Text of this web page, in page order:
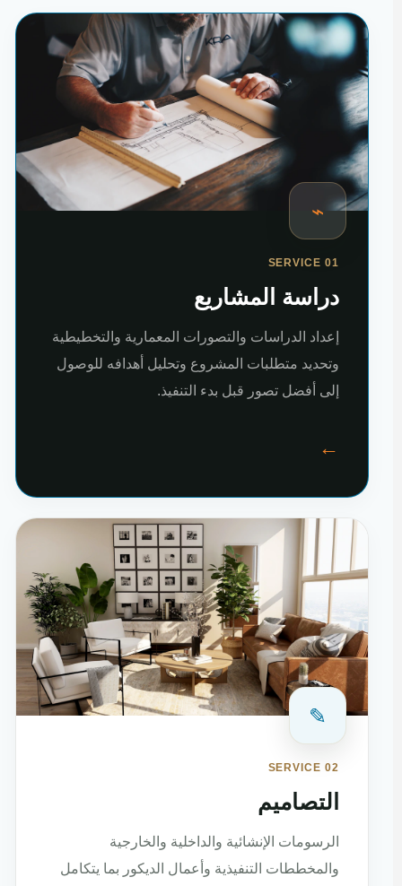
⌁
SERVICE 01
دراسة المشاريع
إعداد الدراسات والتصورات المعمارية والتخطيطية
وتحديد متطلبات المشروع وتحليل أهدافه للوصول
إلى أفضل تصور قبل بدء التنفيذ.
←
✎
SERVICE 02
التصاميم
الرسومات الإنشائية والداخلية والخارجية
والمخططات التنفيذية وأعمال الديكور بما يتكامل